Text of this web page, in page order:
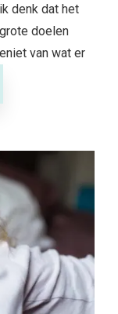
denk dat het
doelen
van wat er